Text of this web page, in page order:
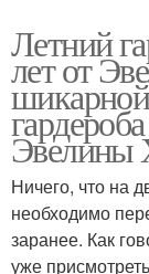
Летний
лет от
Эвелины
Ничего, что на
необходимо
заранее. Как
уже